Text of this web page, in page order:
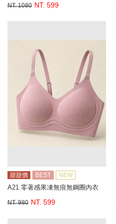
NT. 1080 NT. 599
甜甜價 BEST NEW
A21.零著感果凍無痕無鋼圈內衣
NT. 980 NT. 599